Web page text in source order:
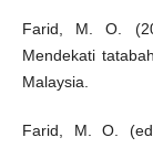
Farid, M. O.
Mendekati
Malaysia.
Farid, M. O.